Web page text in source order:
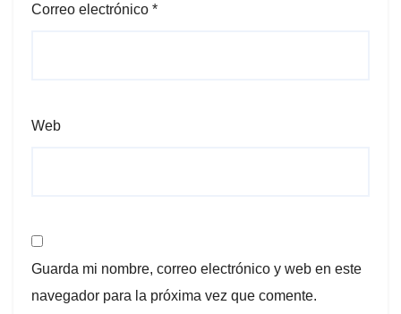
Correo electrónico *
Web
Guarda mi nombre, correo electrónico y web en este
navegador para la próxima vez que comente.